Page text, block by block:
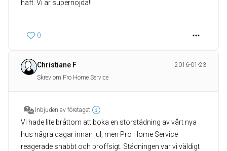
haft. Vi är supernöjda!!
0
Christiane F
2016-01-23
Skrev om Pro Home Service
Inbjuden av företaget
Vi hade lite bråttom att boka en storstädning av vårt nya
hus några dagar innan jul, men Pro Home Service
reagerade snabbt och proffsigt. Städningen var vi väldigt